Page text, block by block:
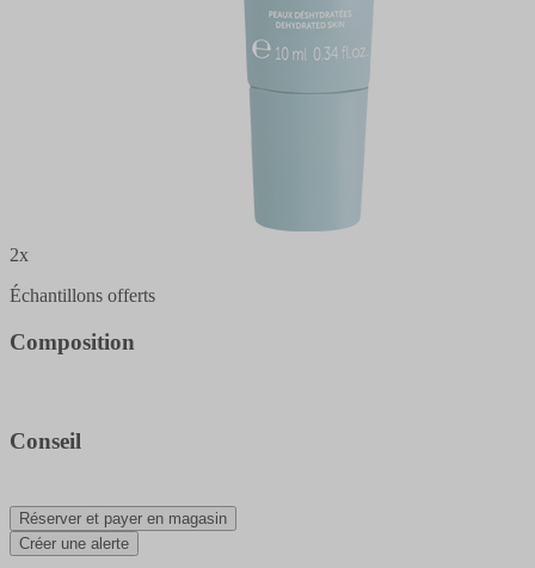
2x
Échantillons offerts
Composition
Conseil
Réserver et payer en magasin
Créer une alerte